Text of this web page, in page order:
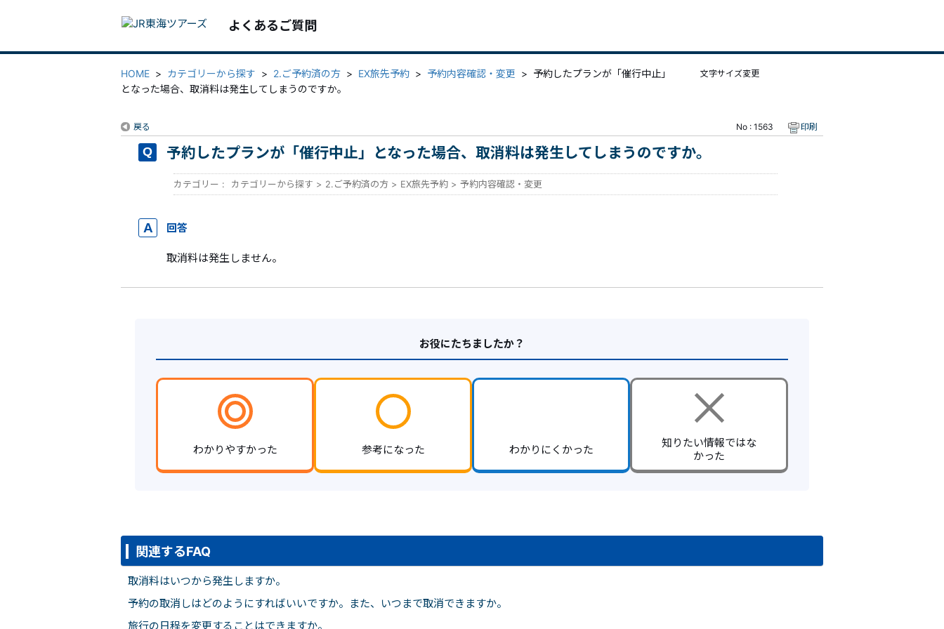
よくあるご質問
文字サイズ変更
HOME > カテゴリーから探す > 2.ご予約済の方 > EX旅先予約 > 予約内容確認・変更 > 予約したプランが「催行中止」
となった場合、取消料は発生してしまうのですか。
戻る No : 1563 印刷
予約したプランが「催行中止」となった場合、取消料は発生してしまうのですか。
カテゴリー : カテゴリーから探す > 2.ご予約済の方 > EX旅先予約 > 予約内容確認・変更
回答
取消料は発生しません。
お役にたちましたか？
わかりやすかった 参考になった わかりにくかった
知りたい情報ではな
かった
関連するFAQ
取消料はいつから発生しますか。
予約の取消しはどのようにすればいいですか。また、いつまで取消できますか。
旅行の日程を変更することはできますか。